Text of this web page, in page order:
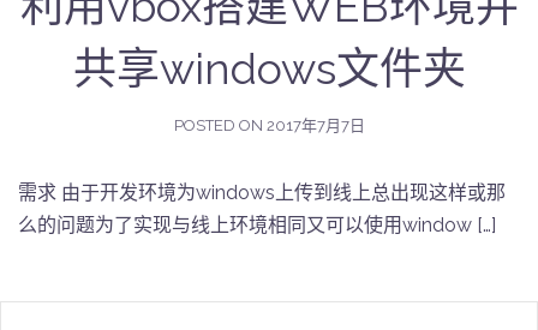
共享windows文件夹
POSTED ON 2017年7月7日
需求 由于开发环境为windows上传到线上总出现这样或那
么的问题为了实现与线上环境相同又可以使用window […]